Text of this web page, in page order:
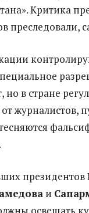
Критика
преследовали,
но в стране
от
президентов
и
освещать